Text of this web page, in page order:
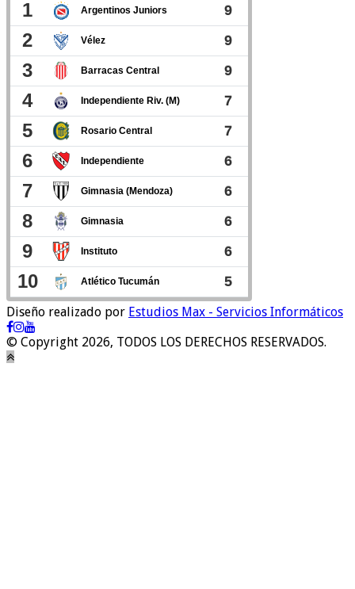
Diseño realizado por Estudios Max - Servicios Informáticos
© Copyright 2026, TODOS LOS DERECHOS RESERVADOS.